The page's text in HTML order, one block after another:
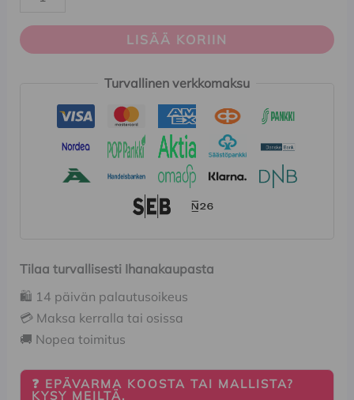
LISÄÄ KORIIN
Turvallinen verkkomaksu
Tilaa turvallisesti Ihanakaupasta
🛍️ 14 päivän palautusoikeus
💳 Maksa kerralla tai osissa
🚚 Nopea toimitus
❓ EPÄVARMA KOOSTA TAI MALLISTA?
KYSY MEILTÄ.